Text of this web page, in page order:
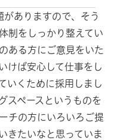
ありますので、そう
制をしっかり整えてい
ある方にご意見をいた
けば安心して仕事をし
いくために採用しまし
スペースというものを
チの方にいろいろご提
きたいなと思っていま